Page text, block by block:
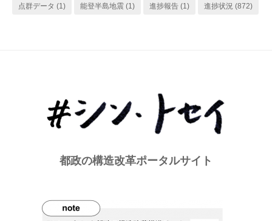
点群データ (1) 能登半島地震 (1) 進捗報告 (1) 進捗状況 (872)
都政の構造改革ポータルサイト